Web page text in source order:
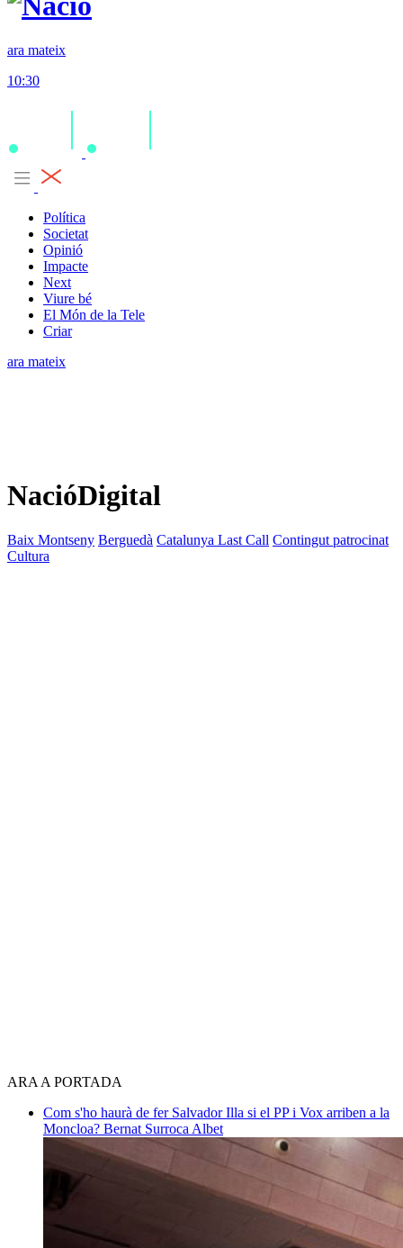
ara mateix
10:30
Política
Societat
Opinió
Impacte
Next
Viure bé
El Món de la Tele
Criar
ara mateix
NacióDigital
Baix Montseny Berguedà Catalunya Last Call Contingut patrocinat
Cultura
ARA A PORTADA
Com s'ho haurà de fer Salvador Illa si el PP i Vox arriben a la
Moncloa? Bernat Surroca Albet